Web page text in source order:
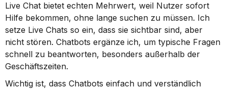
Live Chat bietet echten Mehrwert, weil Nutzer sofort
Hilfe bekommen, ohne lange suchen zu müssen. Ich
setze Live Chats so ein, dass sie sichtbar sind, aber
nicht stören. Chatbots ergänze ich, um typische Fragen
schnell zu beantworten, besonders außerhalb der
Geschäftszeiten.
Wichtig ist, dass Chatbots einfach und verständlich